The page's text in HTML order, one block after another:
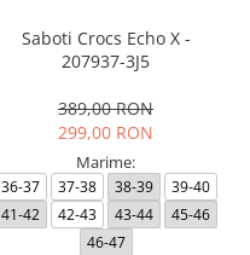
Saboti Crocs Echo X -
207937-3J5
389,00 RON
299,00 RON
Marime:
36-37 37-38 38-39
39-40
41-42
42-43 43-44
45-46
46-47